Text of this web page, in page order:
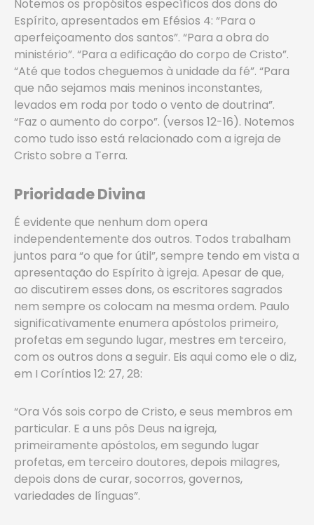
Notemos os propósitos específicos dos dons do
Espírito, apresentados em Efésios 4: “Para o
aperfeiçoamento dos santos”. “Para a obra do
ministério”. “Para a edificação do corpo de Cristo”.
“Até que todos cheguemos à unidade da fé”. “Para
que não sejamos mais meninos inconstantes,
levados em roda por todo o vento de doutrina”.
“Faz o aumento do corpo”. (versos 12-16). Notemos
como tudo isso está relacionado com a igreja de
Cristo sobre a Terra.
Prioridade Divina
É evidente que nenhum dom opera
independentemente dos outros. Todos trabalham
juntos para “o que for útil”, sempre tendo em vista a
apresentação do Espírito à igreja. Apesar de que,
ao discutirem esses dons, os escritores sagrados
nem sempre os colocam na mesma ordem. Paulo
significativamente enumera apóstolos primeiro,
profetas em segundo lugar, mestres em terceiro,
com os outros dons a seguir. Eis aqui como ele o diz,
em I Coríntios 12: 27, 28:
“Ora Vós sois corpo de Cristo, e seus membros em
particular. E a uns pôs Deus na igreja,
primeiramente apóstolos, em segundo lugar
profetas, em terceiro doutores, depois milagres,
depois dons de curar, socorros, governos,
variedades de línguas”.